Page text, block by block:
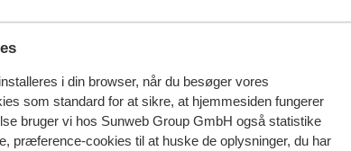
i din browser, når du besøger vores
som standard for at sikre, at hjemmesiden fungerer
bruger vi hos Sunweb Group GmbH også statistike
præference-cookies til at huske de oplysninger, du har